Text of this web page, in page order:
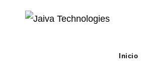
Inicio